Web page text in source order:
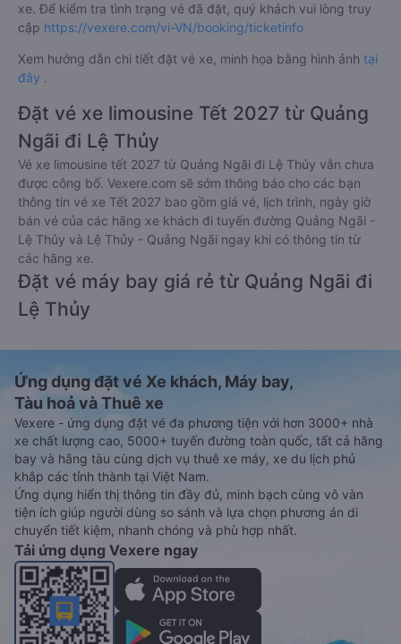
xe. Để kiểm tra tình trạng vé đã đặt, quý khách vui lòng truy
cập https://vexere.com/vi-VN/booking/ticketinfo
Xem hướng dẫn chi tiết đặt vé xe, minh họa bằng hình ảnh tại
đây .
Đặt vé xe limousine Tết 2027 từ Quảng
Ngãi đi Lệ Thủy
Vé xe limousine tết 2027 từ Quảng Ngãi đi Lệ Thủy vẫn chưa
được công bố. Vexere.com sẽ sớm thông báo cho các bạn
thông tin vé xe Tết 2027 bao gồm giá vé, lịch trình, ngày giờ
bán vé của các hãng xe khách đi tuyến đường Quảng Ngãi -
Lệ Thủy và Lệ Thủy - Quảng Ngãi ngay khi có thông tin từ
các hãng xe.
Đặt vé máy bay giá rẻ từ Quảng Ngãi đi
Lệ Thủy
Ứng dụng đặt vé Xe khách, Máy bay,
Tàu hoả và Thuê xe
Vexere - ứng dụng đặt vé đa phương tiện với hơn 3000+ nhà
xe chất lượng cao, 5000+ tuyến đường toàn quốc, tất cả hãng
bay và hãng tàu cùng dịch vụ thuê xe máy, xe du lịch phủ
khắp các tỉnh thành tại Việt Nam.
Ứng dụng hiển thị thông tin đầy đủ, minh bạch cùng vô vàn
tiện ích giúp người dùng so sánh và lựa chọn phương án di
chuyển tiết kiệm, nhanh chóng và phù hợp nhất.
Tải ứng dụng Vexere ngay